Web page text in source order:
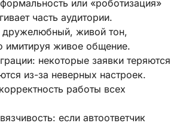
или «роботизация»
часть аудитории.
дружелюбный, живой тон,
имитируя живое общение.
некоторые заявки теряются
из-за неверных настроек.
работы всех
если автоответчик